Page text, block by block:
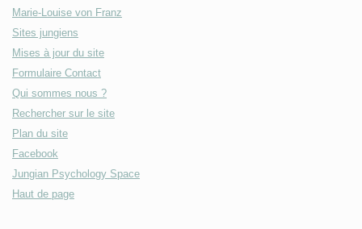
Marie-Louise von Franz
Sites jungiens
Mises à jour du site
Formulaire Contact
Qui sommes nous ?
Rechercher sur le site
Plan du site
Facebook
Jungian Psychology Space
Haut de page